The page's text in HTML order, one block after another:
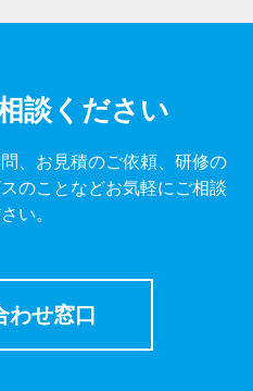
談ください
、お見積のご依頼、研修の
のことなどお気軽にご相談
い。
わせ窓口